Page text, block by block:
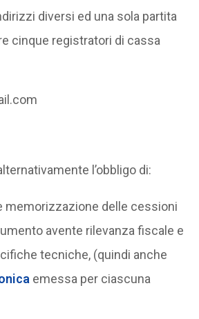
diversi ed una sola partita
cinque registratori di cassa
l’obbligo di:
memorizzazione delle cessioni
avente rilevanza fiscale e
tecniche, (quindi anche
emessa per ciascuna